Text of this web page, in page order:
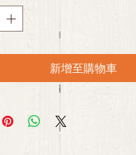
新增至購物車